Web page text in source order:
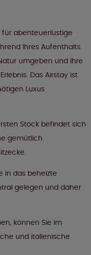
für abenteuerlustige
Ihres Aufenthalts
umgeben und Ihre
Das Airstay ist
Luxus
Stock befindet sich
gemütlich
in das beheizte
gelegen und daher
können Sie im
und italienische